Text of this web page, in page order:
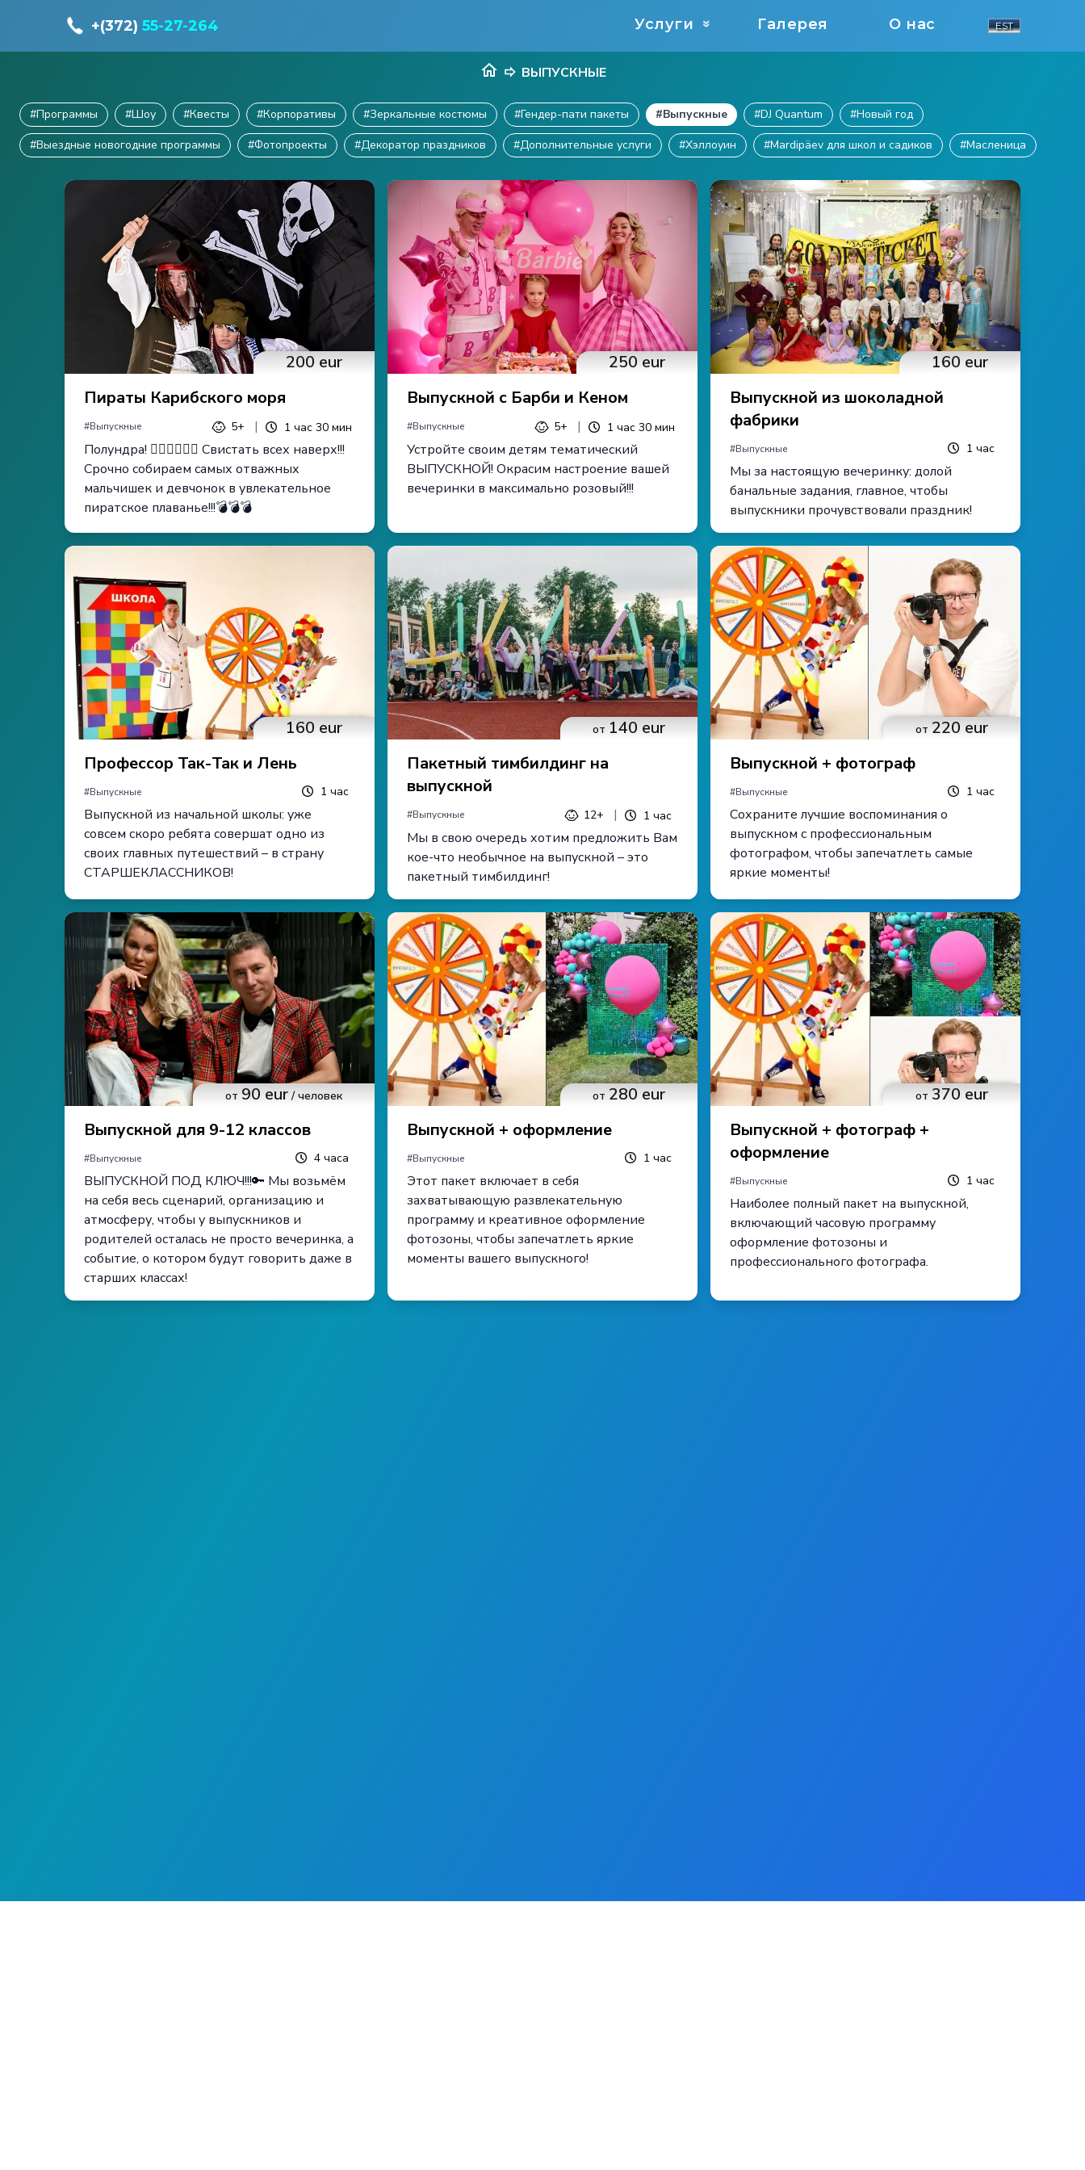
+(372) 55-27-264 Услуги » Галерея О нас EST
ВЫПУСКНЫЕ
#Программы #Шоу #Квесты #Корпоративы #Зеркальные костюмы #Гендер-пати пакеты #Выпускные #DJ Quantum #Новый год
#Выездные новогодние программы #Фотопроекты #Декоратор праздников #Дополнительные услуги #Хэллоуин #Mardipäev для школ и садиков #Масленица
200eur
Пираты Карибского моря
#Выпускные 5+ | 1 час 30 мин
Полундра! 🏴‍☠️🏴‍☠️🏴‍☠️ Свистать всех наверх!!!
Срочно собираем самых отважных
мальчишек и девчонок в увлекательное
пиратское плаванье!!!💣💣💣
250eur
Выпускной с Барби и Кеном
#Выпускные 5+ | 1 час 30 мин
Устройте своим детям тематический
ВЫПУСКНОЙ! Окрасим настроение вашей
вечеринки в максимально розовый!!!
160eur
Выпускной из шоколадной
фабрики
#Выпускные 1 час
Мы за настоящую вечеринку: долой
банальные задания, главное, чтобы
выпускники прочувствовали праздник!
160eur
Профессор Так-Так и Лень
#Выпускные 1 час
Выпускной из начальной школы: уже
совсем скоро ребята совершат одно из
своих главных путешествий – в страну
СТАРШЕКЛАССНИКОВ!
от 140eur
Пакетный тимбилдинг на
выпускной
#Выпускные 12+ | 1 час
Мы в свою очередь хотим предложить Вам
кое-что необычное на выпускной – это
пакетный тимбилдинг!
от 220eur
Выпускной + фотограф
#Выпускные 1 час
Сохраните лучшие воспоминания о
выпускном с профессиональным
фотографом, чтобы запечатлеть самые
яркие моменты!
от 90eur / человек
Выпускной для 9-12 классов
#Выпускные 4 часа
ВЫПУСКНОЙ ПОД КЛЮЧ!!!🔑 Мы возьмём
на себя весь сценарий, организацию и
атмосферу, чтобы у выпускников и
родителей осталась не просто вечеринка, а
событие, о котором будут говорить даже в
старших классах!
от 280eur
Выпускной + оформление
#Выпускные 1 час
Этот пакет включает в себя
захватывающую развлекательную
программу и креативное оформление
фотозоны, чтобы запечатлеть яркие
моменты вашего выпускного!
от 370eur
Выпускной + фотограф +
оформление
#Выпускные 1 час
Наиболее полный пакет на выпускной,
включающий часовую программу
оформление фотозоны и
профессионального фотографа.